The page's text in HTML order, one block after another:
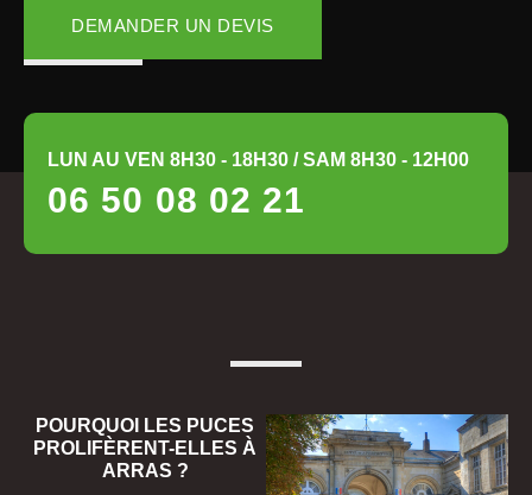
DEMANDER UN DEVIS
LUN AU VEN 8H30 - 18H30 / SAM 8H30 - 12H00
06 50 08 02 21
POURQUOI LES PUCES
PROLIFÈRENT-ELLES À
ARRAS ?